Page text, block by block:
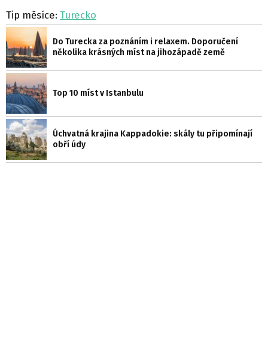
Tip měsíce: Turecko
Do Turecka za poznáním i relaxem. Doporučení
několika krásných míst na jihozápadě země
Top 10 míst v Istanbulu
Úchvatná krajina Kappadokie: skály tu připomínají
obří údy